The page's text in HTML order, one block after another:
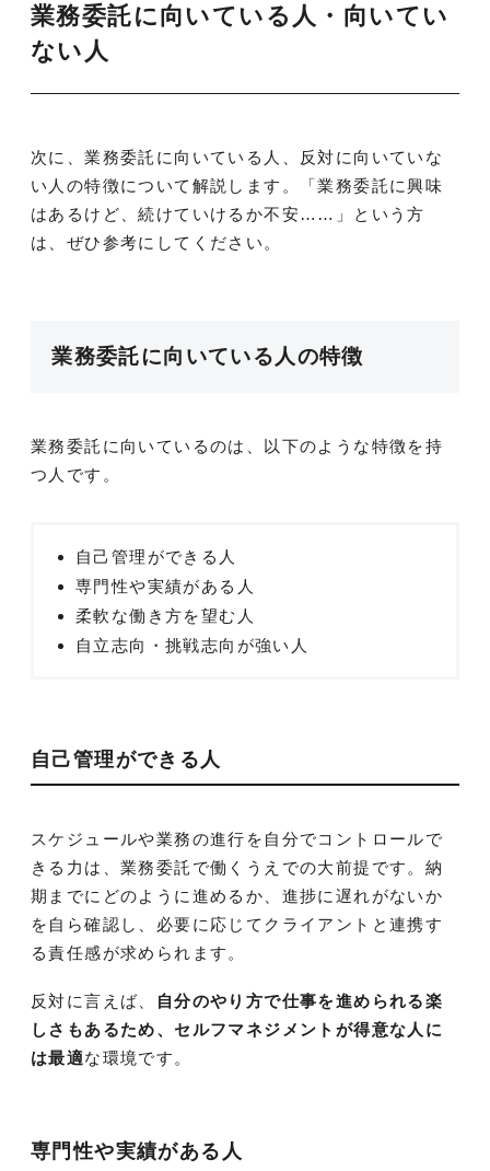
業務委託に向いている人・向いてい
ない人
次に、業務委託に向いている人、反対に向いていな
い人の特徴について解説します。「業務委託に興味
はあるけど、続けていけるか不安……」という方
は、ぜひ参考にしてください。
業務委託に向いている人の特徴
業務委託に向いているのは、以下のような特徴を持
つ人です。
自己管理ができる人
専門性や実績がある人
柔軟な働き方を望む人
自立志向・挑戦志向が強い人
自己管理ができる人
スケジュールや業務の進行を自分でコントロールで
きる力は、業務委託で働くうえでの大前提です。納
期までにどのように進めるか、進捗に遅れがないか
を自ら確認し、必要に応じてクライアントと連携す
る責任感が求められます。
反対に言えば、
自分のやり方で仕事を進められる楽
しさもあるため、セルフマネジメントが得意な人に
は最適な環境です。
専門性や実績がある人